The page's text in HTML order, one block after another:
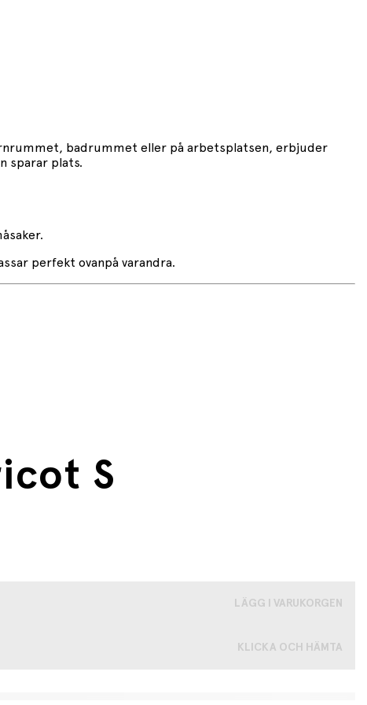
badrummet eller på arbetsplatsen, erbjuder
sparar plats.
perfekt ovanpå varandra.
S
LÄGG I VARUKORGEN
KLICKA OCH HÄMTA